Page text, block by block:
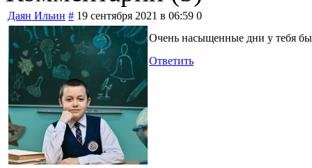
Даян Ильин # 19 сентября 2021 в 06:59 0
Очень насыщенные дни у тебя
Ответить